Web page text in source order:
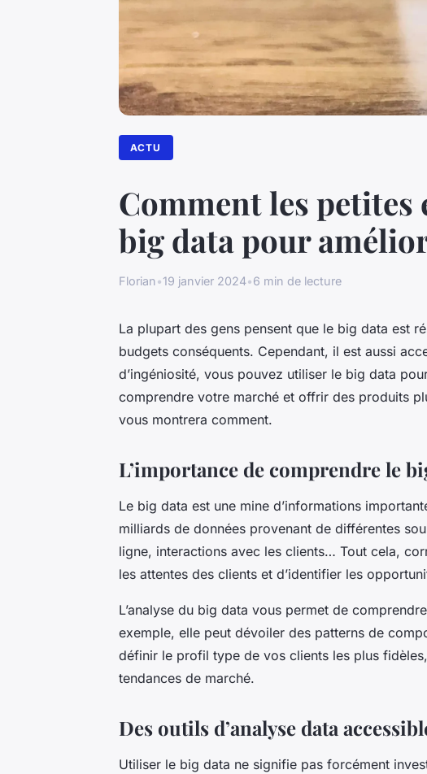
ACTU
Comment les
big data pour
Florian•19 janvier 2024•6 min de lecture
La plupart des gens pensent que le big data est
budgets conséquents. Cependant, il est aussi
d’ingéniosité, vous pouvez utiliser le big data
comprendre votre marché et offrir des produits
vous montrera comment.
L’importance de comprendre le
Le big data est une mine d’informations
milliards de données provenant de différentes
ligne, interactions avec les clients… Tout cela,
les attentes des clients et d’identifier les
L’analyse du big data vous permet de
exemple, elle peut dévoiler des patterns de
définir le profil type de vos clients les plus
tendances de marché.
Des outils d’analyse data
Utiliser le big data ne signifie pas forcément